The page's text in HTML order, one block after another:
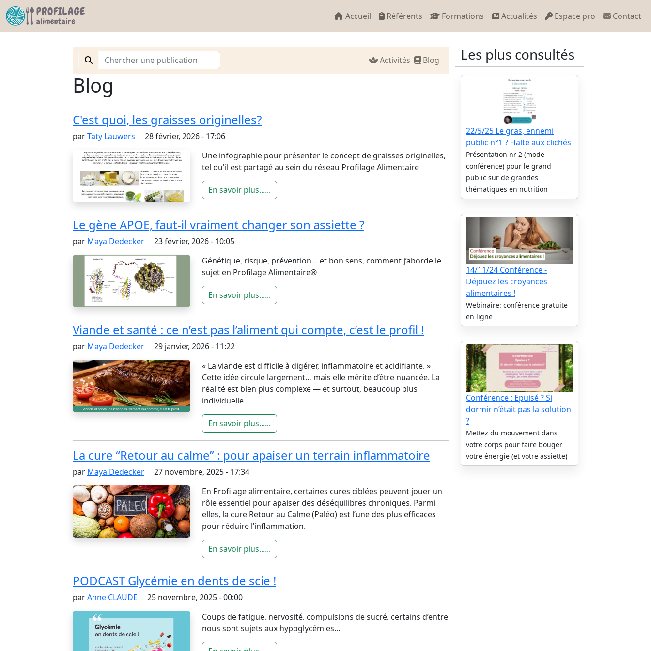
Accueil Référents Formations Actualités Espace pro Contact
Activités Blog
Blog
C'est quoi, les graisses originelles?
parTaty Lauwers
28 février, 2026 - 17:06
Une infographie pour présenter le concept de graisses originelles,
tel qu'il est partagé au sein du réseau Profilage Alimentaire
En savoir plus......
Le gène APOE, faut-il vraiment changer son assiette ?
par Maya Dedecker
23 février, 2026 - 10:05
Génétique, risque, prévention… et bon sens, comment j’aborde le
sujet en Profilage Alimentaire®
En savoir plus......
Viande et santé : ce n’est pas l’aliment qui compte, c’est le profil !
par Maya Dedecker
29 janvier, 2026 - 11:22
« La viande est difficile à digérer, inflammatoire et acidifiante. »
Cette idée circule largement… mais elle mérite d’être nuancée. La
réalité est bien plus complexe — et surtout, beaucoup plus
individuelle.
En savoir plus......
La cure “Retour au calme” : pour apaiser un terrain inflammatoire
par Maya Dedecker
27 novembre, 2025 - 17:34
En Profilage alimentaire, certaines cures ciblées peuvent jouer un
rôle essentiel pour apaiser des déséquilibres chroniques. Parmi
elles, la cure Retour au Calme (Paléo) est l’une des plus efficaces
pour réduire l’inflammation.
En savoir plus......
PODCAST Glycémie en dents de scie !
parAnne CLAUDE
25 novembre, 2025 - 00:00
Coups de fatigue, nervosité, compulsions de sucré, certains d’entre
nous sont sujets aux hypoglycémies...
Les plus consultés
22/5/25 Le gras, ennemi
public n°1 ? Halte aux clichés
Présentation nr 2 (mode
conférence) pour le grand
public sur de grandes
thématiques en nutrition
14/11/24 Conférence -
Déjouez les croyances
alimentaires !
Webinaire: conférence gratuite
en ligne
Conférence : Epuisé ? Si
dormir n’était pas la solution
?
Mettez du mouvement dans
votre corps pour faire bouger
votre énergie (et votre assiette)